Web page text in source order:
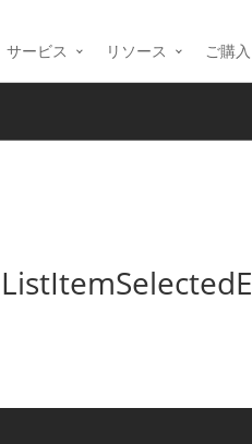
サービス リソース ご購入